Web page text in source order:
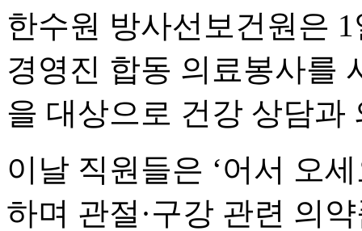
한수원 방사선보건원은
경영진 합동 의료봉사를
을 대상으로 건강 상담과
이날 직원들은 ‘어서 오
하며 관절·구강 관련 의